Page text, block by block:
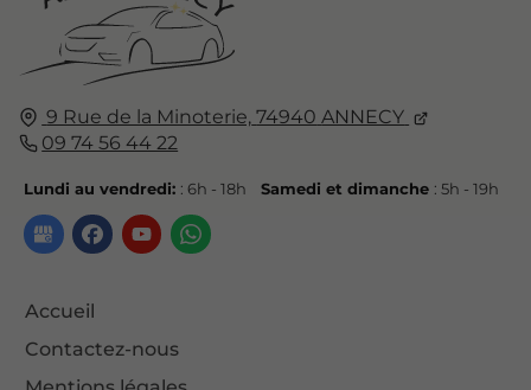
9 Rue de la Minoterie, 74940 ANNECY
09 74 56 44 22
Lundi au vendredi: : 6h - 18h Samedi et dimanche : 5h - 19h
Accueil
Contactez-nous